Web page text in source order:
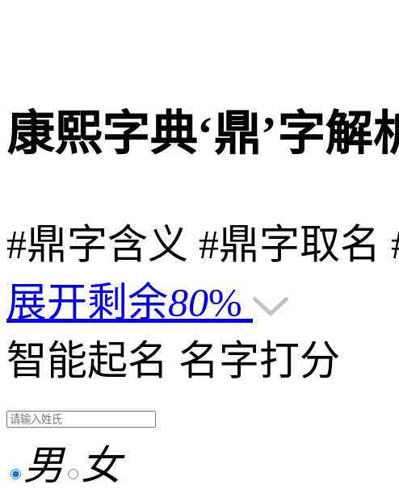
康熙字典‘鼎’字解
#鼎字含义 #鼎字取名
展开剩余80%
智能起名 名字打分
男 女